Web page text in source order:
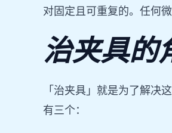
对固定且可重复的。任何
治夹具的
「治夹具」就是为了解决
有三个：